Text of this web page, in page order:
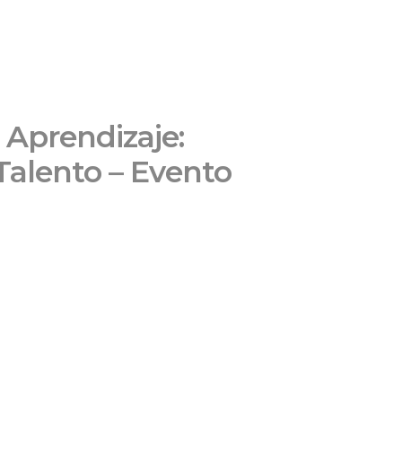
– Evento